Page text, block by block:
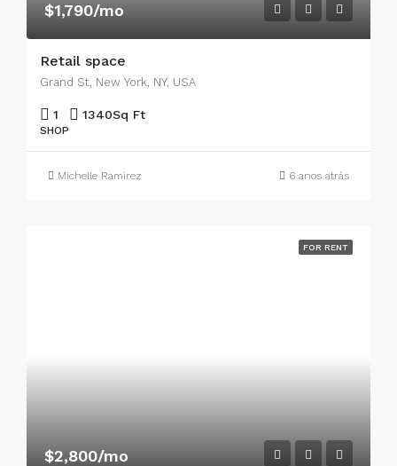
$1,790/mo
Retail space
Grand St, New York, NY, USA
1 1340Sq Ft
SHOP
Michelle Ramirez 6 anos atrás
FOR RENT
$2,800/mo